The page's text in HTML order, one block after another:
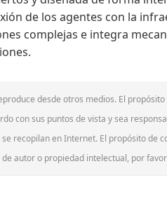
de los agentes con la
complejas e integra
desde otros medios. El
con sus puntos de vista y sea
recopilan en Internet. El propósito de
autor o propiedad intelectual, por